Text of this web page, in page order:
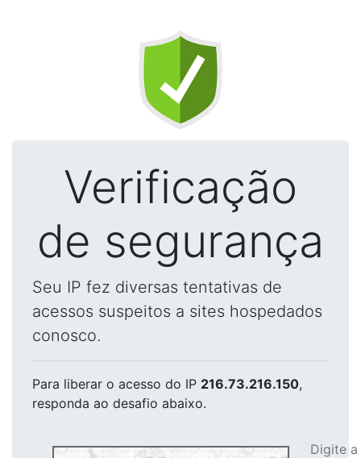
Verificação
de segurança
Seu IP fez diversas tentativas de
acessos suspeitos a sites hospedados
conosco.
Para liberar o acesso do IP 216.73.216.150,
responda ao desafio abaixo.
Digite